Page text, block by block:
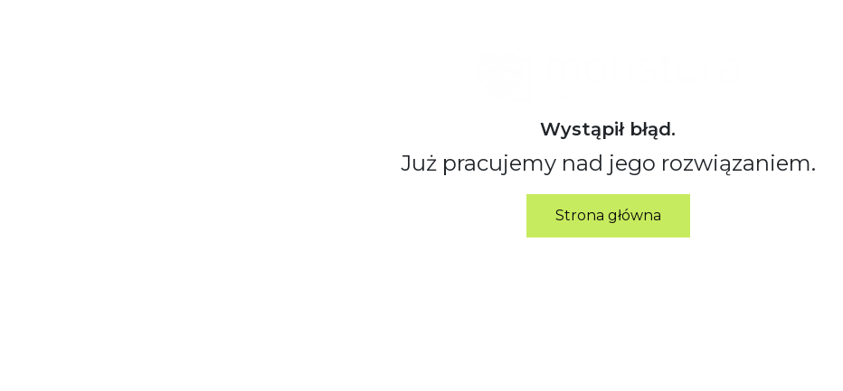
Wystąpił błąd.
Już pracujemy nad jego rozwiązaniem.
Strona główna